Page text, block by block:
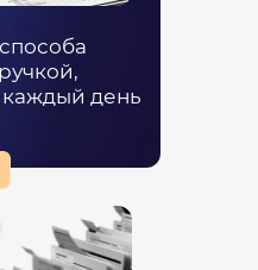
день